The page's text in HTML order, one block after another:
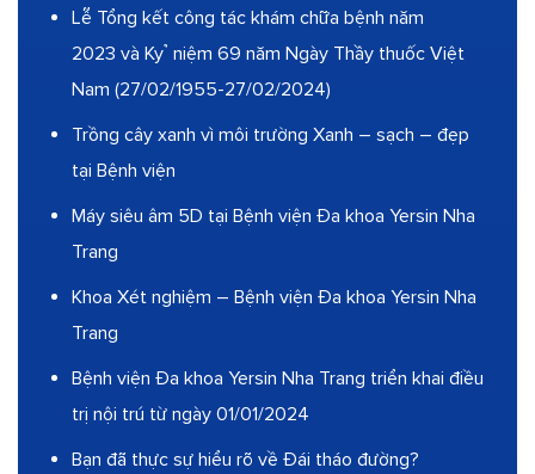
Lễ Tổng kết công tác khám chữa bệnh năm
2023 và Kỷ niệm 69 năm Ngày Thầy thuốc Việt
Nam (27/02/1955-27/02/2024)
Trồng cây xanh vì môi trường Xanh – sạch – đẹp
tại Bệnh viện
Máy siêu âm 5D tại Bệnh viện Đa khoa Yersin Nha
Trang
Khoa Xét nghiệm – Bệnh viện Đa khoa Yersin Nha
Trang
Bệnh viện Đa khoa Yersin Nha Trang triển khai điều
trị nội trú từ ngày 01/01/2024
Bạn đã thực sự hiểu rõ về Đái tháo đường?